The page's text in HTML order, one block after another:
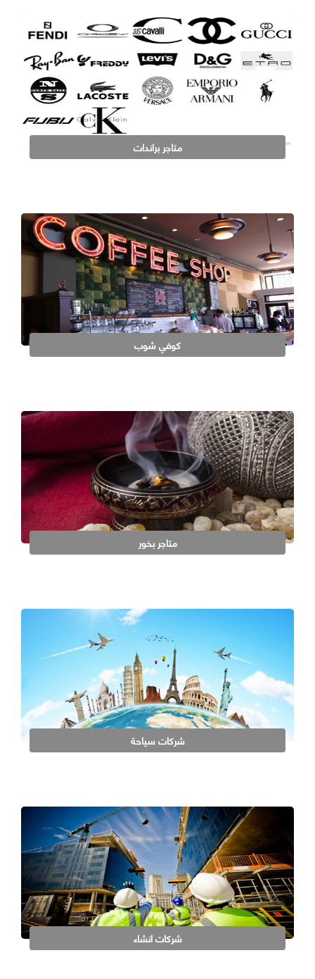
متاجر براندات
كوفي شوب
متاجر بخور
شركات سياحة
شركات انشاء